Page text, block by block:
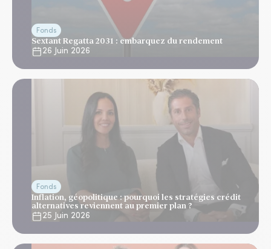
Fonds
Sextant Regatta 2031 : embarquez du rendement
26 Juin 2026
Fonds
Inflation, géopolitique : pourquoi les stratégies crédit
alternatives reviennent au premier plan ?
25 Juin 2026